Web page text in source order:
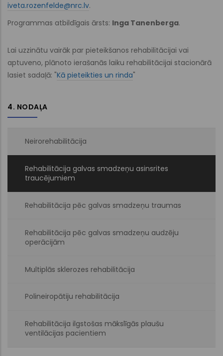
iveta.rozenfelde@nrc.lv.
Programmas atbildīgais ārsts: Inga Tanenberga.
Lai uzzinātu vairāk par pieteikšanos rehabilitācijai vai
aptuveno, plānoto ierašanās laiku rehabilitācijai stacionārā
lasiet sadaļā: "Kā pieteikties un rinda"
4. NODAĻA
Neirorehabilitācija
Rehabilitācija galvas smadzeņu asinsrites
traucējumiem
Rehabilitācija pēc galvas smadzeņu traumas
Rehabilitācija pēc galvas smadzeņu audzēju
operācijām
Multiplās sklerozes rehabilitācija
Polineiropātiju rehabilitācija
Rehabilitācija ilgstošas mākslīgās plaušu
ventilācijas pacientiem